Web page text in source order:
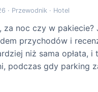
· Przewodnik · Hotel
za noc czy w
przychodów i
niż sama opłata,
podczas gdy parking